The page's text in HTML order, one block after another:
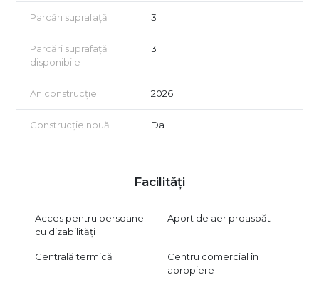
Disponibilă imediat.
reprezentativitatea unei vile individuale cu confortul și
funcționalitatea unui spațiu de birouri modern.
Doriți să o descoperiți? Vă invităm la o vizionare!
Vizionarea se face doar în baza semnării unui acord de
vizionare conform art. 2.096–2.102 din Codul Civil.
Parcări suprafață 3
Parcări suprafață
disponibile
3
An construcție 2026
Construcție nouă Da
Facilități
Acces pentru persoane
cu dizabilități
Aport de aer proaspăt
Centrală termică
Centru comercial în
apropiere